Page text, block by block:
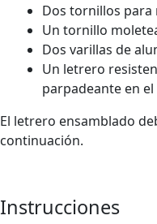
Dos tornillos para
Un tornillo
Dos varillas de
Un letrero
parpadeante en
El letrero ensamblado
continuación.
Instrucciones